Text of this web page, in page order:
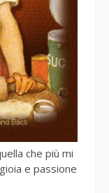
che più mi
e passione